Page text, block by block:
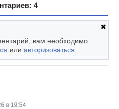
4
✖
вам необходимо
илиавторизоваться
в 19:54